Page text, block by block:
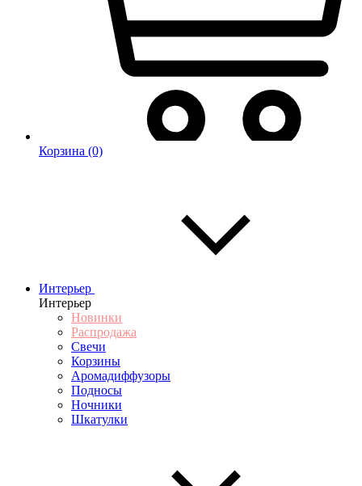
Корзина (0)
Интерьер
Интерьер
Новинки
Распродажа
Свечи
Корзины
Аромадиффузоры
Подносы
Ночники
Шкатулки